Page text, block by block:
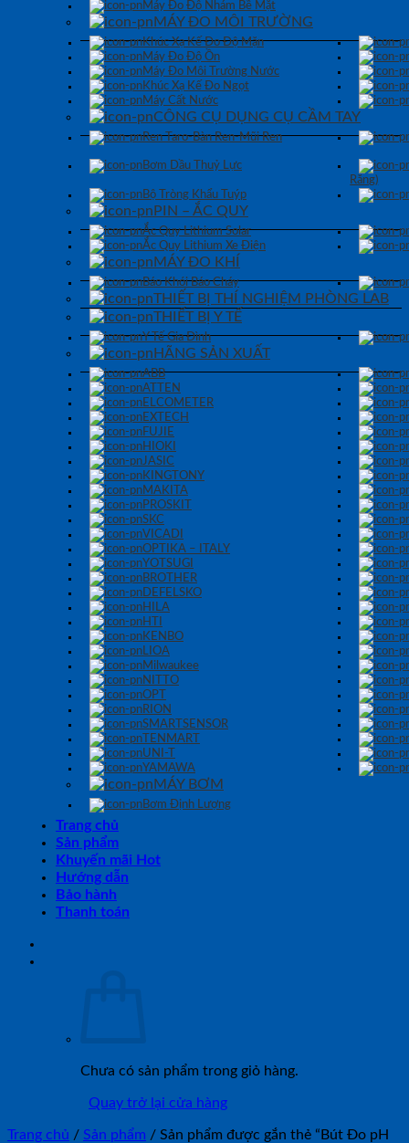
Máy Đo Độ Nhám Bề Mặt
MÁY ĐO MÔI TRƯỜNG
Khúc Xạ Kế Đo Độ Mặn
Máy Đo Độ Ồn
Máy Đo Môi Trường Nước
Khúc Xạ Kế Đo Ngọt
Máy Cất Nước
CÔNG CỤ DỤNG CỤ CẦM TAY
Ren Taro-Bàn Ren-Mũi Ren
Bơm Dầu Thuỷ Lực
Răng)
Bộ Tròng Khẩu Tuýp
PIN – ẮC QUY
Ắc Quy Lithium Solar
Ắc Quy Lithium Xe Điện
MÁY ĐO KHÍ
Báo Khói Báo Cháy
THIẾT BỊ THÍ NGHIỆM PHÒNG LAB
THIẾT BỊ Y TẾ
Y Tế Gia Đình
HÃNG SẢN XUẤT
ABB
ATTEN
ELCOMETER
EXTECH
FUJIE
HIOKI
JASIC
KINGTONY
MAKITA
PROSKIT
SKC
VICADI
OPTIKA – ITALY
YOTSUGI
BROTHER
DEFELSKO
HILA
HTI
KENBO
LIOA
Milwaukee
NITTO
OPT
RION
SMARTSENSOR
TENMART
UNI-T
YAMAWA
MÁY BƠM
Bơm Định Lượng
Trang chủ
Sản phẩm
Khuyến mãi Hot
Hướng dẫn
Bảo hành
Thanh toán
Chưa có sản phẩm trong giỏ hàng.
Quay trở lại cửa hàng
Trang chủ / Sản phẩm / Sản phẩm được gắn thẻ “Bút Đo pH